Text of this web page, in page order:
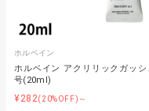
ホルベイン
ホルベイン アクリリックガッ
号(20ml)
¥282(20%OFF)～